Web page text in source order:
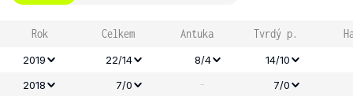
Rok Celkem Antuka Tvrdý p.
2019 22/14 8/4
14/10
2018
7/0 -
7/0